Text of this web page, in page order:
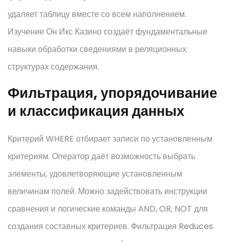
удаляет таблицу вместе со всем наполнением.
Изучение Он Икс Казино создаёт фундаментальные
навыки обработки сведениями в реляционных
структурах содержания.
Фильтрация, упорядочивание
и классификация данных
Критерий WHERE отбирает записи по установленным
критериям. Оператор даёт возможность выбрать
элементы, удовлетворяющие установленным
величинам полей. Можно задействовать инструкции
сравнения и логические команды AND, OR, NOT для
создания составных критериев. Фильтрация Reduces